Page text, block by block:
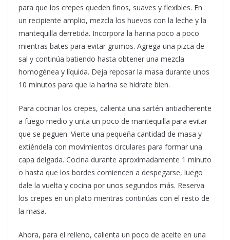
para que los crepes queden finos, suaves y flexibles. En
un recipiente amplio, mezcla los huevos con la leche y la
mantequilla derretida. Incorpora la harina poco a poco
mientras bates para evitar grumos. Agrega una pizca de
sal y continúa batiendo hasta obtener una mezcla
homogénea y líquida. Deja reposar la masa durante unos
10 minutos para que la harina se hidrate bien.
Para cocinar los crepes, calienta una sartén antiadherente
a fuego medio y unta un poco de mantequilla para evitar
que se peguen. Vierte una pequeña cantidad de masa y
extiéndela con movimientos circulares para formar una
capa delgada. Cocina durante aproximadamente 1 minuto
o hasta que los bordes comiencen a despegarse, luego
dale la vuelta y cocina por unos segundos más. Reserva
los crepes en un plato mientras continúas con el resto de
la masa.
Ahora, para el relleno, calienta un poco de aceite en una